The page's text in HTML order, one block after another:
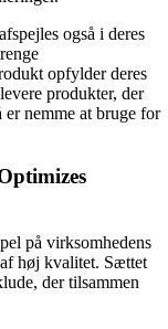
også i deres
opfylder deres
produkter, der
er nemme at bruge for
på virksomhedens
høj kvalitet. Sættet
der tilsammen